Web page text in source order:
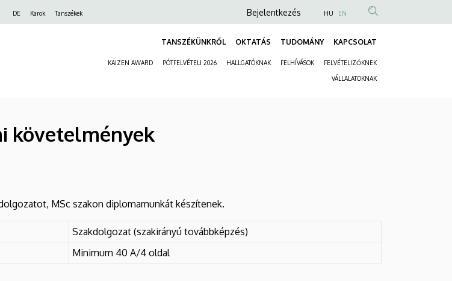
DE Karok Tanszékek
Anonim
fiók
menüje
Bejelentkezés HU EN
TANSZÉKÜNKRŐL OKTATÁS TUDOMÁNY KAPCSOLAT
KAIZEN AWARD PÓTFELVÉTELI 2026 HALLGATÓKNAK FELHÍVÁSOK FELVÉTELIZŐKNEK
VÁLLALATOKNAK
követelmények
MSc szakon diplomamunkát készítenek.
Szakdolgozat (szakirányú továbbképzés)
Minimum 40 A/4 oldal